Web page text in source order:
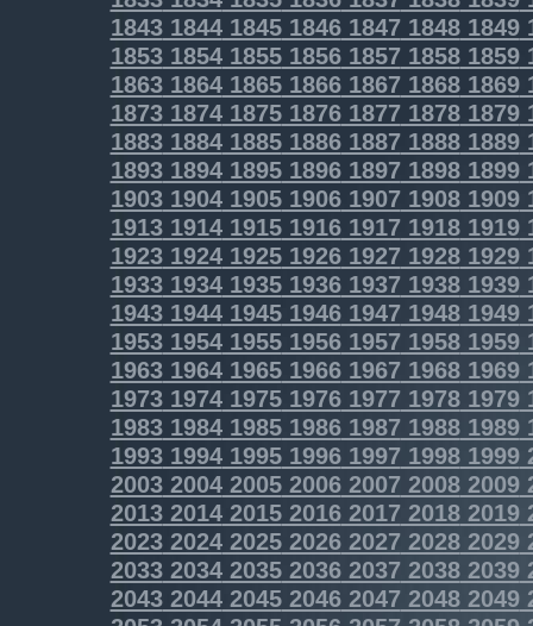
1843184418451846184718481849
1853185418551856185718581859
1863186418651866186718681869
1873187418751876187718781879
1883188418851886188718881889
1893189418951896189718981899
1903190419051906190719081909
1913191419151916191719181919
1923192419251926192719281929
1933193419351936193719381939
1943194419451946194719481949
1953195419551956195719581959
1963196419651966196719681969
19731974197519761977 19781979
19831984198519861987 19881989
19931994199519961997 19981999
20032004200520062007 20082009
20132014201520162017 20182019
2023202420252026202720282029
20332034203520362037 20382039
20432044204520462047 20482049